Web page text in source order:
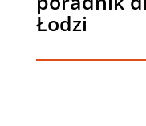
Łodzi